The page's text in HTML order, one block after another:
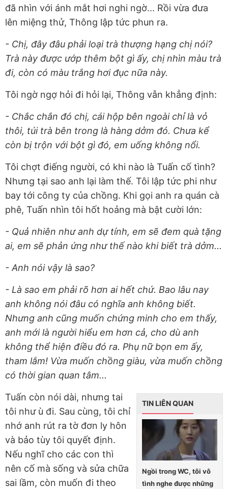
đã nhìn với ánh mắt hơi nghi ngờ... Rồi vừa đưa
lên miệng thử, Thông lập tức phun ra.
- Chị, đây đâu phải loại trà thượng hạng chị nói?
Trà này được ướp thêm bột gì ấy, chị nhìn màu trà
đi, còn có màu trắng hơi đục nữa này.
Tôi ngờ ngợ hỏi đi hỏi lại, Thông vẫn khẳng định:
- Chắc chắn đó chị, cái hộp bên ngoài chỉ là vỏ
thôi, túi trà bên trong là hàng dởm đó. Chưa kể
còn bị trộn với bột gì đó, em uống không nổi.
Tôi chợt điếng người, có khi nào là Tuấn cố tình?
Nhưng tại sao anh lại làm thế. Tôi lập tức phi như
bay tới công ty của chồng. Khi gọi anh ra quán cà
phê, Tuấn nhìn tôi hốt hoảng mà bật cười lớn:
- Quả nhiên như anh dự tính, em sẽ đem quà tặng
ai, em sẽ phản ứng như thế nào khi biết trà dởm...
- Anh nói vậy là sao?
- Là sao em phải rõ hơn ai hết chứ. Bao lâu nay
anh không nói đâu có nghĩa anh không biết.
Nhưng anh cũng muốn chứng minh cho em thấy,
anh mới là người hiểu em hơn cả, cho dù anh
không thể hiện điều đó ra. Phụ nữ bọn em ấy,
tham lắm! Vừa muốn chồng giàu, vừa muốn chồng
có thời gian quan tâm...
TIN LIÊN QUAN
Ngồi trong WC, tôi vô
tình nghe được những
Tuấn còn nói dài, nhưng tai
tôi như ù đi. Sau cùng, tôi chỉ
nhớ anh rút ra tờ đơn ly hôn
và bảo tùy tôi quyết định.
Nếu nghĩ cho các con thì
nên cố mà sống và sửa chữa
sai lầm, còn muốn đi theo